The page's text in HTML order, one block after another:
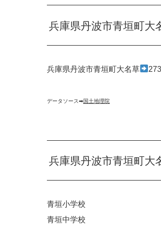
兵庫県丹波市青垣町大
兵庫県丹波市青垣町大名草
データソース➡︎国土地理院
兵庫県丹波市青垣町大
青垣小学校
青垣中学校